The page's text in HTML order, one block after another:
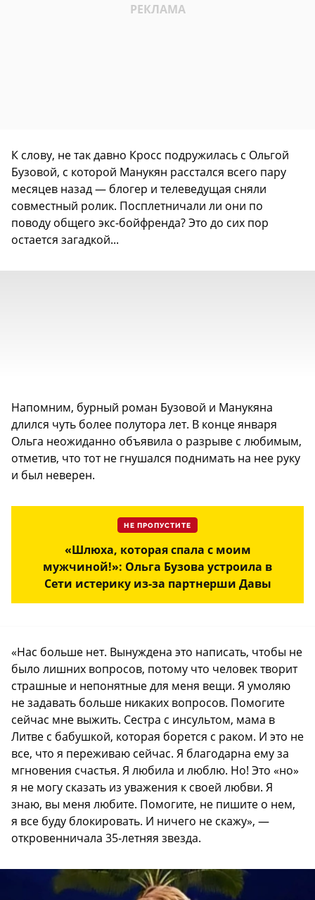
К слову, не так давно Кросс подружилась с Ольгой
Бузовой, с которой Манукян расстался всего пару
месяцев назад — блогер и телеведущая сняли
совместный ролик. Посплетничали ли они по
поводу общего экс-бойфренда? Это до сих пор
остается загадкой...
Напомним, бурный роман Бузовой и Манукяна
длился чуть более полутора лет. В конце января
Ольга неожиданно объявила о разрыве с любимым,
отметив, что тот не гнушался поднимать на нее руку
и был неверен.
НЕ ПРОПУСТИТЕ
«Шлюха, которая спала с моим
мужчиной!»: Ольга Бузова устроила в
Сети истерику из-за партнерши Давы
«Нас больше нет. Вынуждена это написать, чтобы не
было лишних вопросов, потому что человек творит
страшные и непонятные для меня вещи. Я умоляю
не задавать больше никаких вопросов. Помогите
сейчас мне выжить. Сестра с инсультом, мама в
Литве с бабушкой, которая борется с раком. И это не
все, что я переживаю сейчас. Я благодарна ему за
мгновения счастья. Я любила и люблю. Но! Это «но»
я не могу сказать из уважения к своей любви. Я
знаю, вы меня любите. Помогите, не пишите о нем,
я все буду блокировать. И ничего не скажу», —
откровенничала 35-летняя звезда.